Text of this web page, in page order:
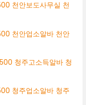
천안보도사무실 천
천안업소알바 천안
청주고소득알바 청
청주업소알바 청주